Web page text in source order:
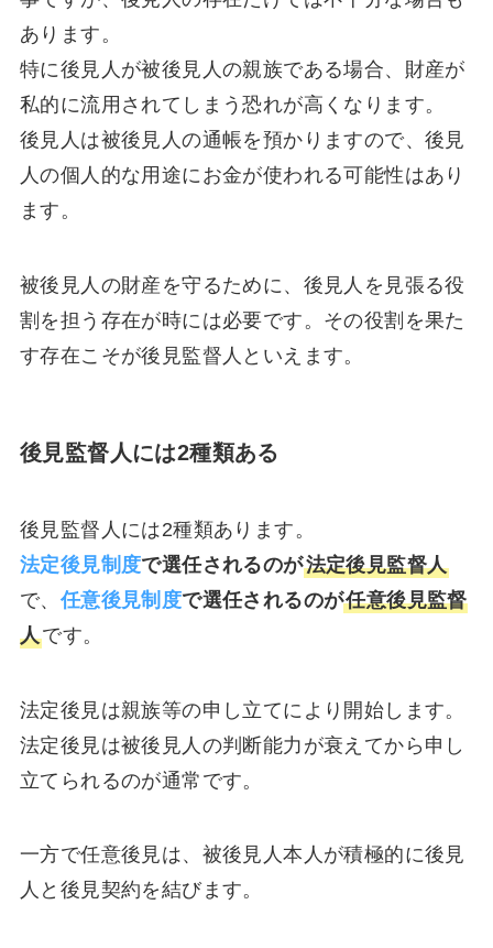
あります。
特に後見人が被後見人の親族である場合、財産が
私的に流用されてしまう恐れが高くなります。
後見人は被後見人の通帳を預かりますので、後見
人の個人的な用途にお金が使われる可能性はあり
ます。
被後見人の財産を守るために、後見人を見張る役
割を担う存在が時には必要です。その役割を果た
す存在こそが後見監督人といえます。
後見監督人には2種類ある
後見監督人には2種類あります。
法定後見制度で選任されるのが法定後見監督人
で、 任意後見制度で選任されるのが任意後見監督
人です。
法定後見は親族等の申し立てにより開始します。
法定後見は被後見人の判断能力が衰えてから申し
立てられるのが通常です。
一方で任意後見は、被後見人本人が積極的に後見
人と後見契約を結びます。